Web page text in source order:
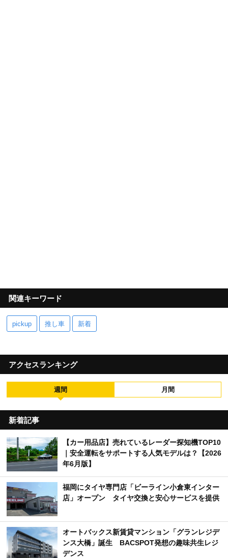
関連キーワード
pickup 推し車 新着
アクセスランキング
週間 月間
新着記事
【カー用品店】売れているレーダー探知機TOP10
｜安全運転をサポートする人気モデルは？【2026
年6月版】
福岡にタイヤ専門店「ビーライン小倉東インター
店」オープン タイヤ交換と安心サービスを提供
オートバックス新賃貸マンション「グランレジデ
ンス大橋」誕生 BACSPOT発想の趣味共生レジ
デンス